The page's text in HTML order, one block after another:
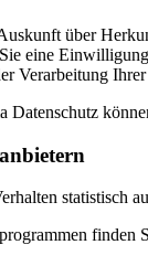
über
eine
Verarbeitung
statistisch
finden